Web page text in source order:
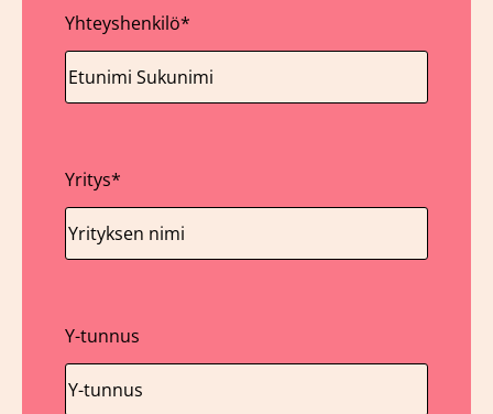
Yhteyshenkilö*
Yritys*
Y-tunnus